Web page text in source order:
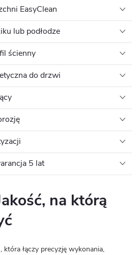
EasyClean
lub podłodze
ścienny
do drzwi
5 lat
na którą
, która łączy precyzję wykonania,